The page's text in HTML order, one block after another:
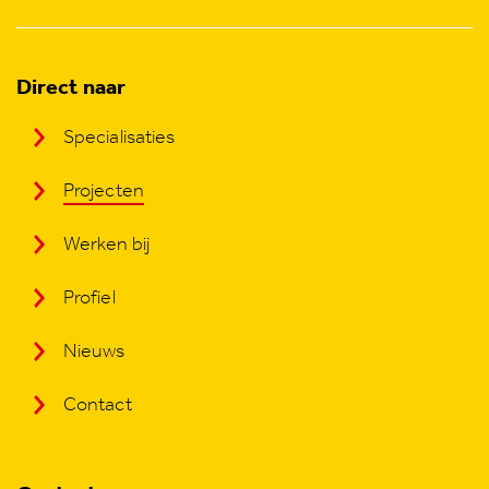
Direct naar
Specialisaties
Projecten
Werken bij
Profiel
Nieuws
Contact